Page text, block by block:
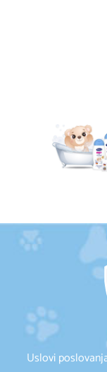
Uslovi